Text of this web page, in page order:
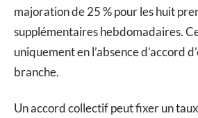
majoration de 25 % pour les huit
supplémentaires hebdomadaires.
uniquement en l’absence d’accord
branche.
Un accord collectif peut fixer un